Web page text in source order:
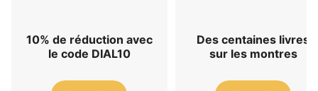
10% de réduction avec
le code DIAL10
Des centaines livres
sur les montres